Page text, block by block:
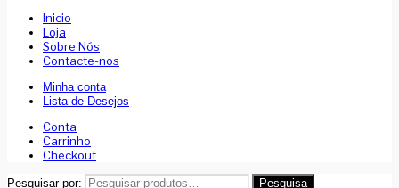
Inicio
Loja
Sobre Nós
Contacte-nos
Minha conta
Lista de Desejos
Conta
Carrinho
Checkout
Pesquisar por: Pesquisa